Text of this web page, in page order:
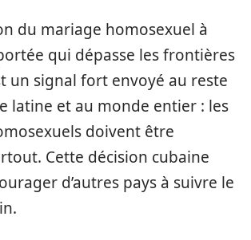
du mariage homosexuel à
qui dépasse les frontières
un signal fort envoyé au reste
latine et au monde entier : les
doivent être
Cette décision cubaine
d’autres pays à suivre le